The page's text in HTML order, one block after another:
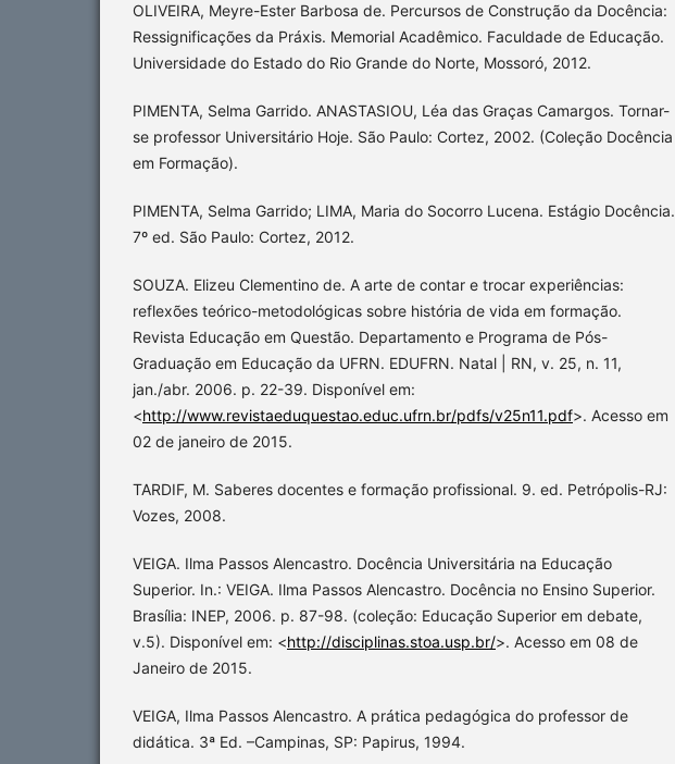
OLIVEIRA, Meyre-Ester Barbosa de. Percursos de Construção da Docência:
Ressignificações da Práxis. Memorial Acadêmico. Faculdade de Educação.
Universidade do Estado do Rio Grande do Norte, Mossoró, 2012.
PIMENTA, Selma Garrido. ANASTASIOU, Léa das Graças Camargos. Tornar-
se professor Universitário Hoje. São Paulo: Cortez, 2002. (Coleção Docência
em Formação).
PIMENTA, Selma Garrido; LIMA, Maria do Socorro Lucena. Estágio Docência.
7º ed. São Paulo: Cortez, 2012.
SOUZA. Elizeu Clementino de. A arte de contar e trocar experiências:
reflexões teórico-metodológicas sobre história de vida em formação.
Revista Educação em Questão. Departamento e Programa de Pós-
Graduação em Educação da UFRN. EDUFRN. Natal | RN, v. 25, n. 11,
jan./abr. 2006. p. 22-39. Disponível em:
<http://www.revistaeduquestao.educ.ufrn.br/pdfs/v25n11.pdf>. Acesso em
02 de janeiro de 2015.
TARDIF, M. Saberes docentes e formação profissional. 9. ed. Petrópolis-RJ:
Vozes, 2008.
VEIGA. Ilma Passos Alencastro. Docência Universitária na Educação
Superior. In.: VEIGA. Ilma Passos Alencastro. Docência no Ensino Superior.
Brasília: INEP, 2006. p. 87-98. (coleção: Educação Superior em debate,
v.5). Disponível em: <http://disciplinas.stoa.usp.br/>. Acesso em 08 de
Janeiro de 2015.
VEIGA, Ilma Passos Alencastro. A prática pedagógica do professor de
didática. 3ª Ed. –Campinas, SP: Papirus, 1994.